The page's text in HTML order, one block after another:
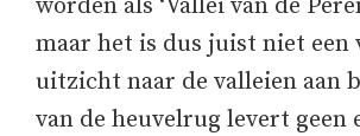
worden als ‘Vallei van de
maar het is dus juist niet een
uitzicht naar de valleien aan
van de heuvelrug levert geen